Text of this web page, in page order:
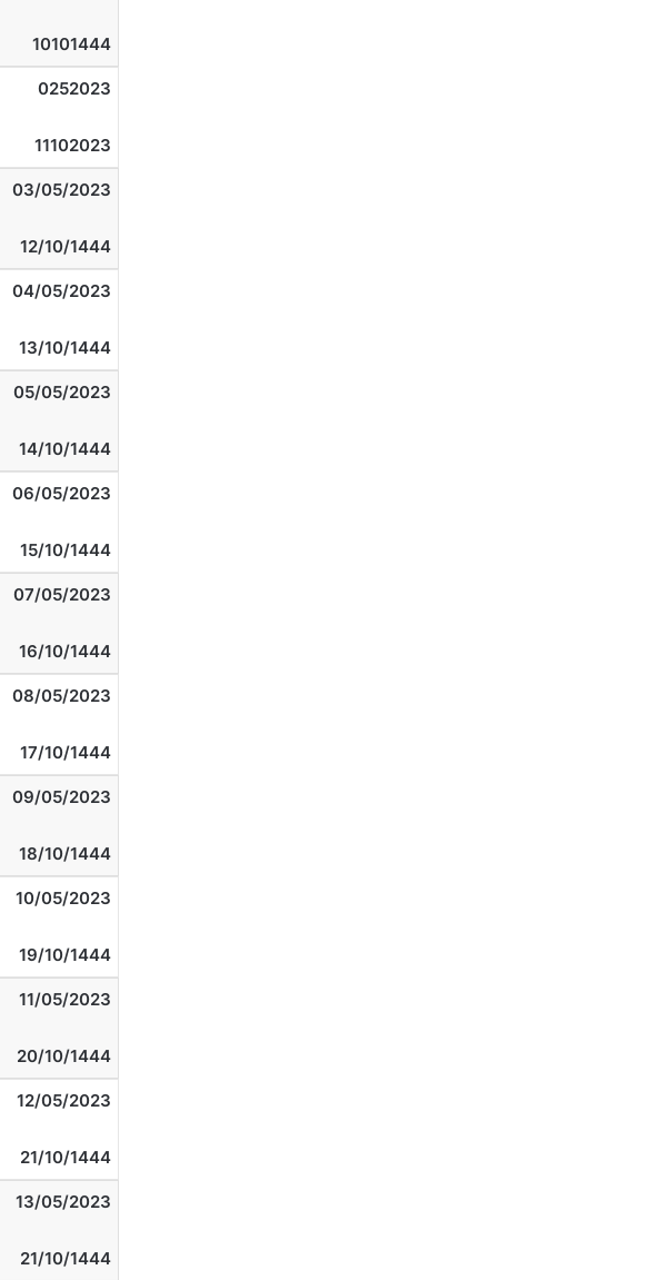
10101444
0252023
11102023
03/05/2023
12/10/1444
04/05/2023
13/10/1444
05/05/2023
14/10/1444
06/05/2023
15/10/1444
07/05/2023
16/10/1444
08/05/2023
17/10/1444
09/05/2023
18/10/1444
10/05/2023
19/10/1444
11/05/2023
20/10/1444
12/05/2023
21/10/1444
13/05/2023
21/10/1444